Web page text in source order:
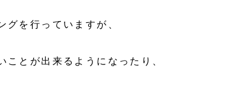
グを行っていますが、
とが出来るようになったり、